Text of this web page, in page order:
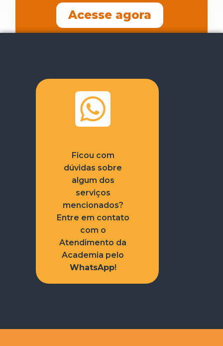
Acesse agora
Ficou com
dúvidas sobre
algum dos
serviços
mencionados?
Entre em contato
com o
Atendimento da
Academia pelo
WhatsApp!